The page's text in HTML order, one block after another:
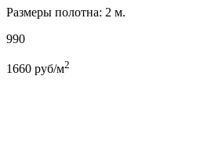
Размеры полотна: 2 м.
990
1660 руб/м2